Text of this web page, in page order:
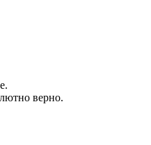
верно.